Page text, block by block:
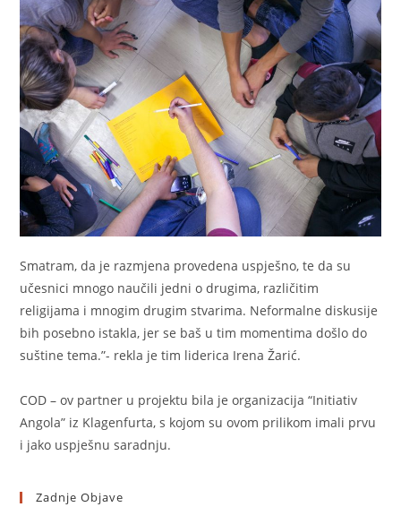
Smatram, da je razmjena provedena uspješno, te da su
učesnici mnogo naučili jedni o drugima, različitim
religijama i mnogim drugim stvarima. Neformalne diskusije
bih posebno istakla, jer se baš u tim momentima došlo do
suštine tema.”- rekla je tim liderica Irena Žarić.
COD – ov partner u projektu bila je organizacija “Initiativ
Angola” iz Klagenfurta, s kojom su ovom prilikom imali prvu
i jako uspješnu saradnju.
Zadnje Objave